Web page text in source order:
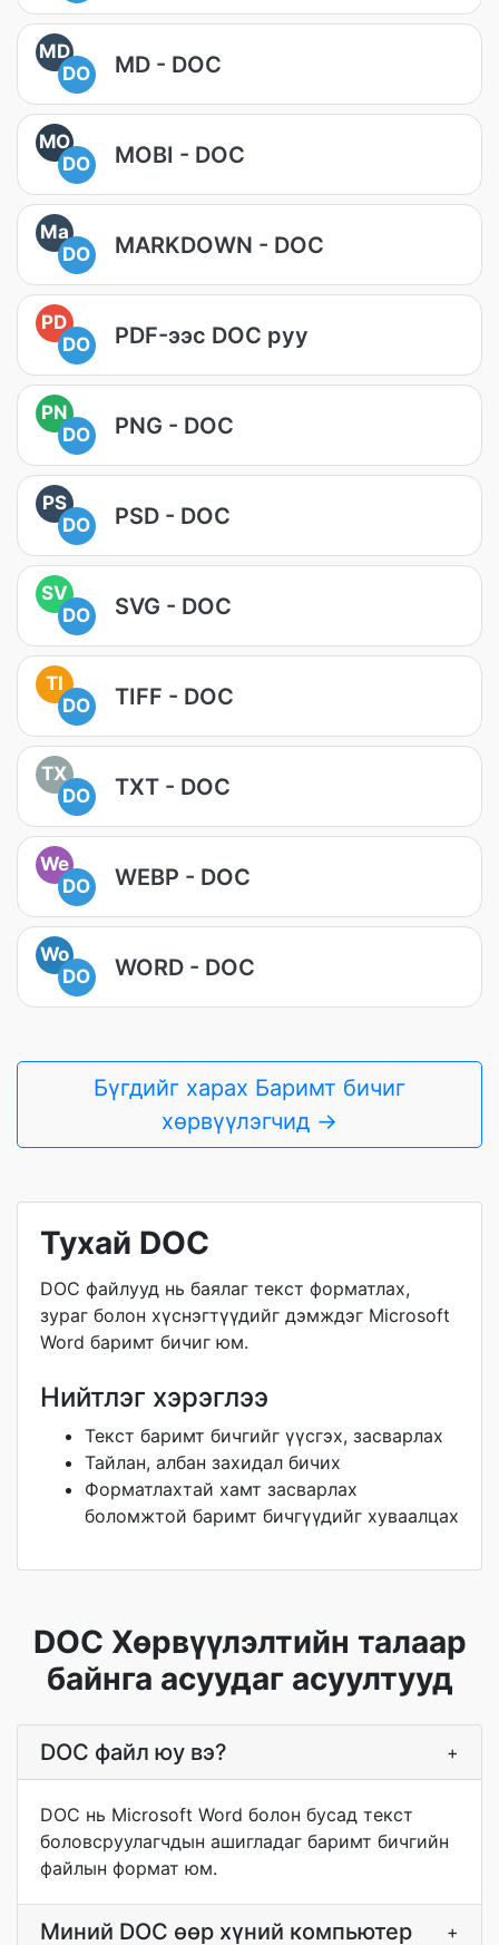
MD
DO
MD - DOC
MO
DO
MOBI - DOC
Ma
DO
MARKDOWN - DOC
PD
DO
PDF-ээс DOC руу
PN
DO
PNG - DOC
PS
DO
PSD - DOC
SV
DO
SVG - DOC
TI
DO
TIFF - DOC
TX
DO
TXT - DOC
We
DO
WEBP - DOC
Wo
DO
WORD - DOC
Бүгдийг харах Баримт бичиг
хөрвүүлэгчид →
Тухай DOC
DOC файлууд нь баялаг текст форматлах,
зураг болон хүснэгтүүдийг дэмждэг Microsoft
Word баримт бичиг юм.
Нийтлэг хэрэглээ
Текст баримт бичгийг үүсгэх, засварлах
Тайлан, албан захидал бичих
Форматлахтай хамт засварлах
боломжтой баримт бичгүүдийг хуваалцах
DOC Хөрвүүлэлтийн талаар
байнга асуудаг асуултууд
DOC файл юу вэ? +
DOC нь Microsoft Word болон бусад текст
боловсруулагчдын ашигладаг баримт бичгийн
файлын формат юм.
Миний DOC өөр хүний компьютер
+